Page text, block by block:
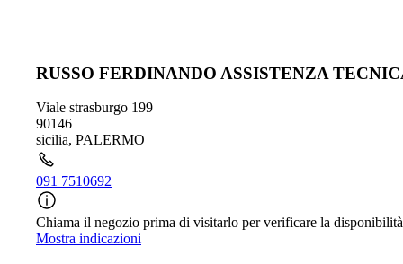
RUSSO FERDINANDO ASSISTENZA
Viale strasburgo 199
90146
sicilia, PALERMO
091 7510692
Chiama il negozio prima di visitarlo per verificare la
Mostra indicazioni